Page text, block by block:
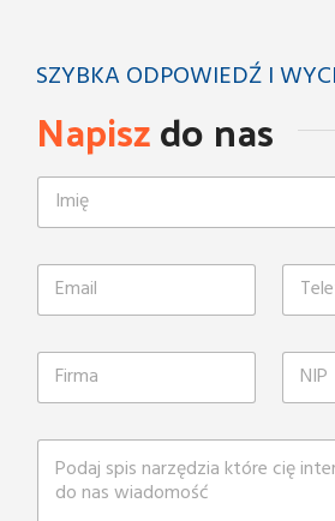
SZYBKA ODPOWIEDŹ I
Napiszdo nas